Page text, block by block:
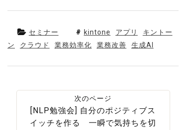
セミナー kintone アプリ
キントー
ン
クラウド 業務効率化 業務改善 生成AI
[NLP勉強会] 自分のポジティブス
イッチを作る 一瞬で気持ちを切